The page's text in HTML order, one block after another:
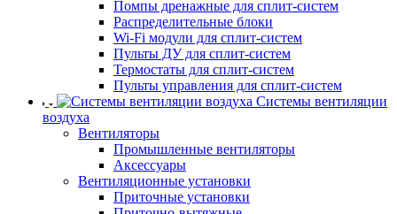
Помпы дренажные для сплит-систем
Распределительные блоки
Wi-Fi модули для сплит-систем
Пульты ДУ для сплит-систем
Термостаты для сплит-систем
Пульты управления для сплит-систем
Системы вентиляции
воздуха
Вентиляторы
Промышленные вентиляторы
Аксессуары
Вентиляционные установки
Приточные установки